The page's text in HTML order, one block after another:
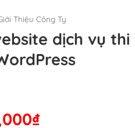
Thiệu Công Ty
dịch vụ
₫Giá